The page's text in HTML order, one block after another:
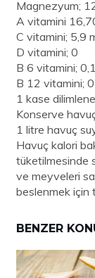
Magnezyum;
A vitamini
C vitamini; 5,9
D vitamini; 0
B 6 vitamini; 0,1
B 12 vitamini; 0
1 kase
Konserve
1 litre havuç
Havuç kalori
tüketilmesinde
ve meyveleri
beslenmek için
BENZER